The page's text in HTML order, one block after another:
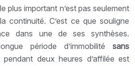
plus important n’est pas seulement
continuité. C’est ce que souligne
dans une de ses synthèses.
période d’immobilité sans
pendant deux heures d’affilée est